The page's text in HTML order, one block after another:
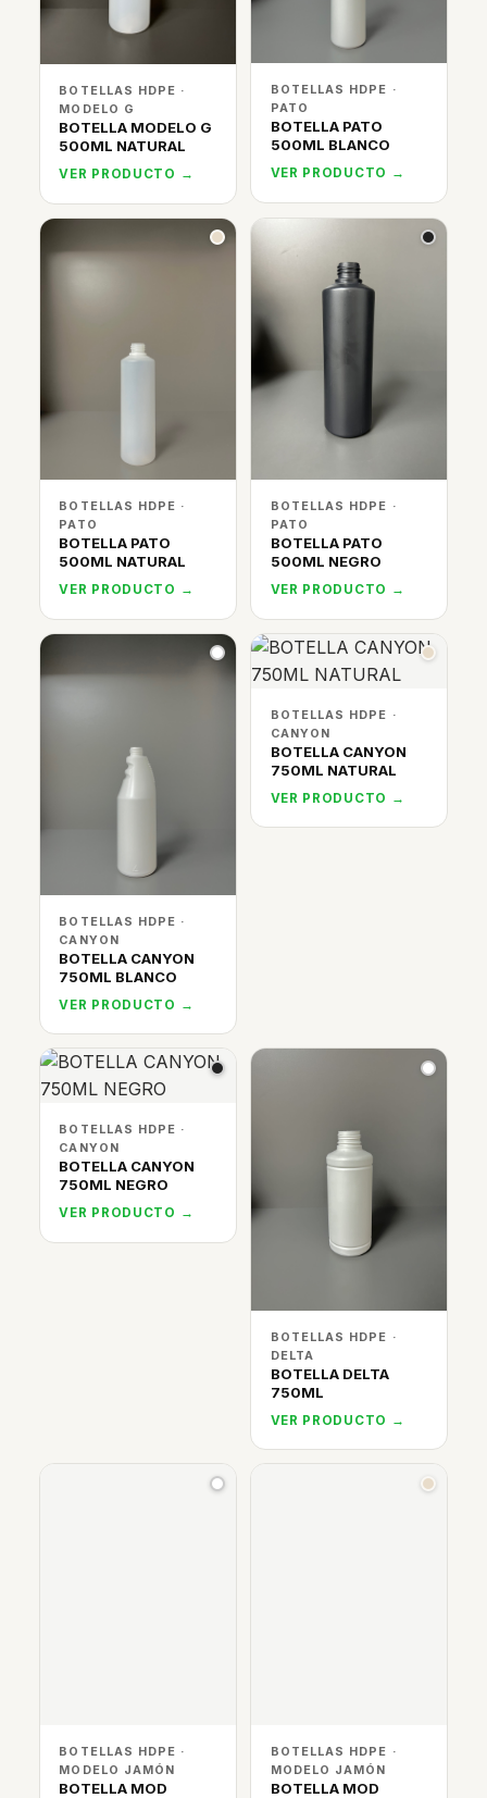
BOTELLAS HDPE ·
MODELO G
BOTELLA MODELO G
500ML NATURAL
VER PRODUCTO →
BOTELLAS HDPE ·
PATO
BOTELLA PATO
500ML BLANCO
VER PRODUCTO →
BOTELLAS HDPE ·
PATO
BOTELLA PATO
500ML NATURAL
VER PRODUCTO →
BOTELLAS HDPE ·
PATO
BOTELLA PATO
500ML NEGRO
VER PRODUCTO →
BOTELLAS HDPE ·
CANYON
BOTELLA CANYON
750ML BLANCO
VER PRODUCTO →
BOTELLAS HDPE ·
CANYON
BOTELLA CANYON
750ML NATURAL
VER PRODUCTO →
BOTELLAS HDPE ·
CANYON
BOTELLA CANYON
750ML NEGRO
VER PRODUCTO →
BOTELLAS HDPE ·
DELTA
BOTELLA DELTA
750ML
VER PRODUCTO →
BOTELLAS HDPE ·
MODELO JAMÓN
BOTELLA MOD
BOTELLAS HDPE ·
MODELO JAMÓN
BOTELLA MOD